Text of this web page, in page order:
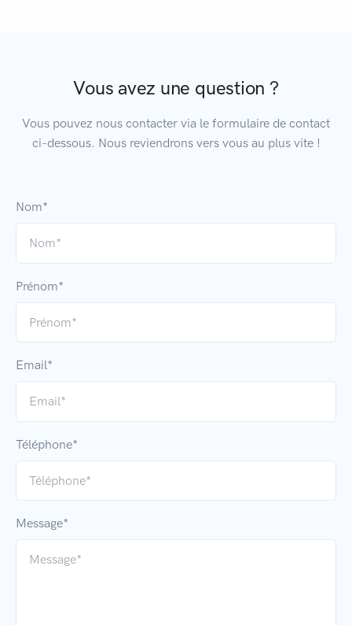
Vous avez une question ?
Vous pouvez nous contacter via le formulaire de contact
ci-dessous. Nous reviendrons vers vous au plus vite !
Nom*
Prénom*
Email*
Téléphone*
Message*